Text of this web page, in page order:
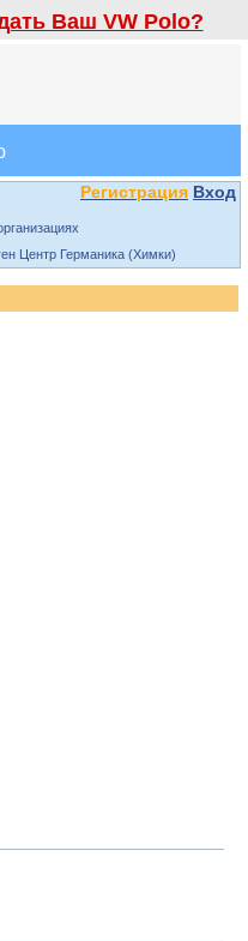
Ваш VW Polo?
Регистрация Вход
Центр Германика (Химки)